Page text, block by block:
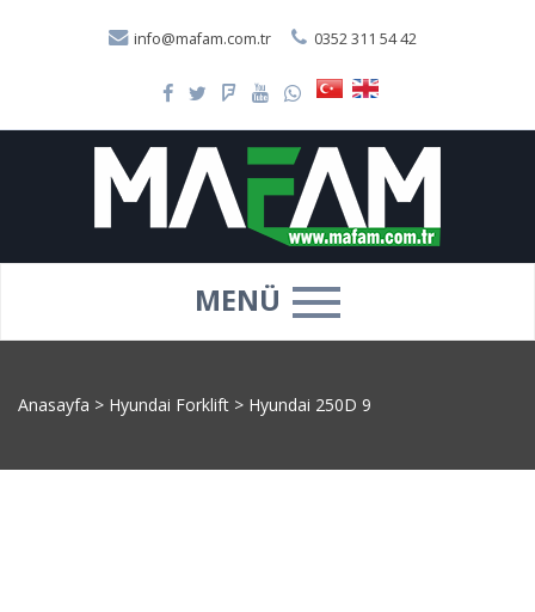
info@mafam.com.tr 0352 311 54 42
MENÜ
Anasayfa > Hyundai Forklift > Hyundai 250D 9